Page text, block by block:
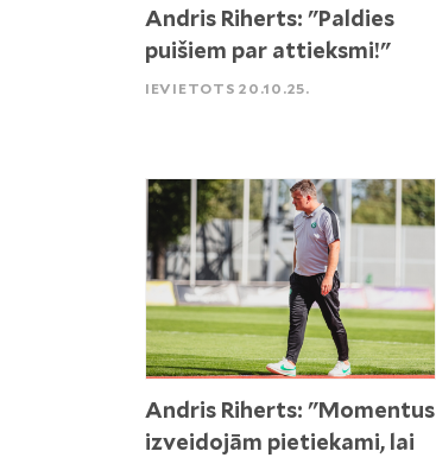
Andris Riherts: "Paldies
puišiem par attieksmi!"
IEVIETOTS 20.10.25.
Andris Riherts: "Momentus
izveidojām pietiekami, lai